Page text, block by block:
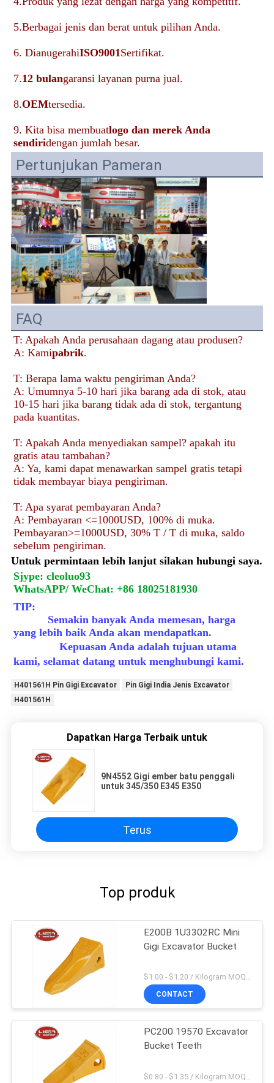
5.Berbagai jenis dan berat untuk pilihan Anda.
6. DianugerahiISO9001 Sertifikat.
7.12 bulangaransi layanan purna jual.
8.OEMtersedia.
9. Kita bisa membuatlogo dan merek Anda
sendiridengan jumlah besar.
Pertunjukan Pameran
FAQ
T: Apakah Anda perusahaan dagang atau produsen?
A: Kamipabrik.
T: Berapa lama waktu pengiriman Anda?
A: Umumnya 5-10 hari jika barang ada di stok, atau
10-15 hari jika barang tidak ada di stok, tergantung
pada kuantitas.
T: Apakah Anda menyediakan sampel? apakah itu
gratis atau tambahan?
A: Ya, kami dapat menawarkan sampel gratis tetapi
tidak membayar biaya pengiriman.
T: Apa syarat pembayaran Anda?
A: Pembayaran <=1000USD, 100% di muka.
Pembayaran>=1000USD, 30% T / T di muka, saldo
sebelum pengiriman.
Untuk permintaan lebih lanjut silakan hubungi saya.
Sjype: cleoluo93
WhatsAPP/ WeChat: +86 18025181930
TIP:
Semakin banyak Anda memesan, harga
yang lebih baik Anda akan mendapatkan.
Kepuasan Anda adalah tujuan utama
kami, selamat datang untuk menghubungi kami.
H401561H Pin Gigi Excavator
Pin Gigi India Jenis Excavator
H401561H
Dapatkan Harga Terbaik untuk
9N4552 Gigi ember batu penggali
untuk 345/350 E345 E350
Terus
Top produk
E200B 1U3302RC Mini
Gigi Excavator Bucket
$1.00 - $1.20 / Kilogram MOQ:100 Kilogram / kilogram
CONTACT
PC200 19570 Excavator
Bucket Teeth